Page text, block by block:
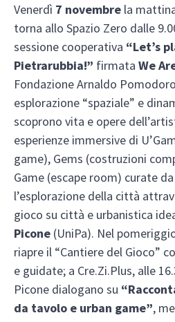
Venerdì 7 novembre la
torna allo Spazio Zero dalle
sessione cooperativa “Let’s
Pietrarubbia!” firmata We
Fondazione Arnaldo
esplorazione “spaziale” e
scoprono vita e opere
esperienze immersive di
game), Gems (costruzioni
Game (escape room) curate da
l’esplorazione della città
gioco su città e urbanistica
Picone (UniPa). Nel
riapre il “Cantiere del Gioco”
e guidate; a Cre.Zi.Plus, alle
Picone dialogano su
da tavolo e urban game”,